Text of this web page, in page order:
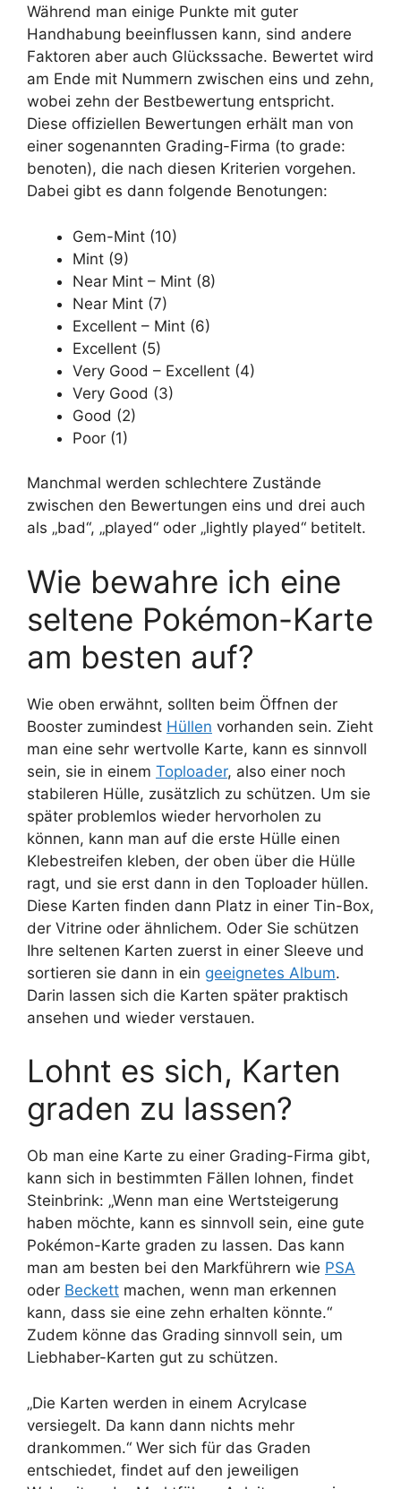
Während man einige Punkte mit guter
Handhabung beeinflussen kann, sind andere
Faktoren aber auch Glückssache. Bewertet wird
am Ende mit Nummern zwischen eins und zehn,
wobei zehn der Bestbewertung entspricht.
Diese offiziellen Bewertungen erhält man von
einer sogenannten Grading-Firma (to grade:
benoten), die nach diesen Kriterien vorgehen.
Dabei gibt es dann folgende Benotungen:
Gem-Mint (10)
Mint (9)
Near Mint – Mint (8)
Near Mint (7)
Excellent – Mint (6)
Excellent (5)
Very Good – Excellent (4)
Very Good (3)
Good (2)
Poor (1)
Manchmal werden schlechtere Zustände
zwischen den Bewertungen eins und drei auch
als „bad“, „played“ oder „lightly played“ betitelt.
Wie bewahre ich eine
seltene Pokémon-Karte
am besten auf?
Wie oben erwähnt, sollten beim Öffnen der
Booster zumindest Hüllen vorhanden sein. Zieht
man eine sehr wertvolle Karte, kann es sinnvoll
sein, sie in einem Toploader, also einer noch
stabileren Hülle, zusätzlich zu schützen. Um sie
später problemlos wieder hervorholen zu
können, kann man auf die erste Hülle einen
Klebestreifen kleben, der oben über die Hülle
ragt, und sie erst dann in den Toploader hüllen.
Diese Karten finden dann Platz in einer Tin-Box,
der Vitrine oder ähnlichem. Oder Sie schützen
Ihre seltenen Karten zuerst in einer Sleeve und
sortieren sie dann in ein geeignetes Album.
Darin lassen sich die Karten später praktisch
ansehen und wieder verstauen.
Lohnt es sich, Karten
graden zu lassen?
Ob man eine Karte zu einer Grading-Firma gibt,
kann sich in bestimmten Fällen lohnen, findet
Steinbrink: „Wenn man eine Wertsteigerung
haben möchte, kann es sinnvoll sein, eine gute
Pokémon-Karte graden zu lassen. Das kann
man am besten bei den Markführern wie PSA
oder Beckett machen, wenn man erkennen
kann, dass sie eine zehn erhalten könnte.“
Zudem könne das Grading sinnvoll sein, um
Liebhaber-Karten gut zu schützen.
„Die Karten werden in einem Acrylcase
versiegelt. Da kann dann nichts mehr
drankommen.“ Wer sich für das Graden
entschiedet, findet auf den jeweiligen